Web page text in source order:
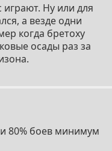
Ну или для
а везде одни
когда бретоху
осады раз за
80% боев минимум